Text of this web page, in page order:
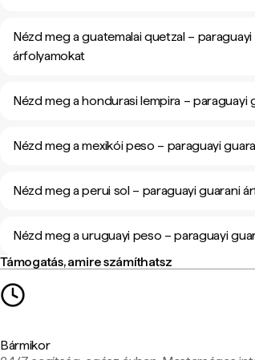
Nézd meg a guatemalai quetzal – paraguayi
árfolyamokat
Nézd meg a hondurasi lempira – paraguayi
Nézd meg a mexikói peso – paraguayi
Nézd meg a perui sol – paraguayi guarani
Nézd meg a uruguayi peso – paraguayi
Támogatás, amire számíthatsz
Bármikor